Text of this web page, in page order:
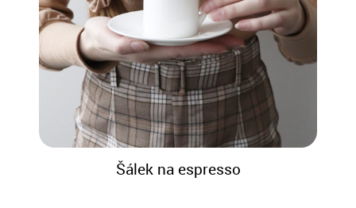
Šálek na espresso